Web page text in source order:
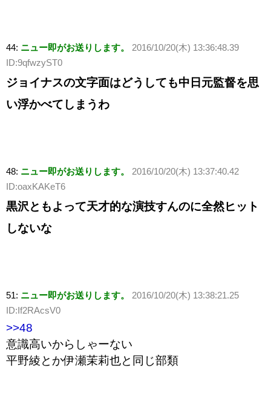
44: ニュー即がお送りします。
2016/10/20(木) 13:36:48.39
ID:9qfwzyST0
ジョイナスの文字面はどうしても中日元監督を思
い浮かべてしまうわ
48: ニュー即がお送りします。
2016/10/20(木) 13:37:40.42
ID:oaxKAKeT6
黒沢ともよって天才的な演技すんのに全然ヒット
しないな
51: ニュー即がお送りします。
2016/10/20(木) 13:38:21.25
ID:If2RAcsV0
>>48
意識高いからしゃーない
平野綾とか伊瀬茉莉也と同じ部類